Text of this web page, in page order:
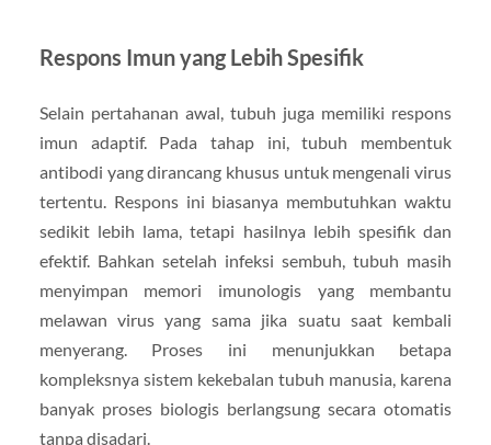
Respons Imun yang Lebih Spesifik
Selain pertahanan awal, tubuh juga memiliki respons
imun adaptif. Pada tahap ini, tubuh membentuk
antibodi yang dirancang khusus untuk mengenali virus
tertentu. Respons ini biasanya membutuhkan waktu
sedikit lebih lama, tetapi hasilnya lebih spesifik dan
efektif. Bahkan setelah infeksi sembuh, tubuh masih
menyimpan memori imunologis yang membantu
melawan virus yang sama jika suatu saat kembali
menyerang. Proses ini menunjukkan betapa
kompleksnya sistem kekebalan tubuh manusia, karena
banyak proses biologis berlangsung secara otomatis
tanpa disadari.